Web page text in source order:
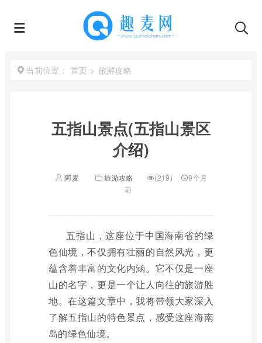
当前位置： 首页 > 旅游攻略
五指山景点(五指山景区
介绍)
阿麦 旅游攻略 (219)
9个月
前
五指山，这座位于中国海南省的绿
色仙境，不仅拥有壮丽的自然风光，更
蕴含着丰富的文化内涵。它不仅是一座
山的名字，更是一个让人向往的旅游胜
地。在这篇文章中，我将带领大家深入
了解五指山的特色景点，感受这座海南
岛的绿色仙境。